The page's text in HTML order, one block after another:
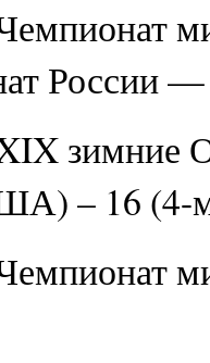
России
зимние
– 16 (4-